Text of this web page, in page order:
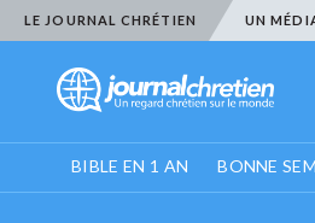
LE JOURNAL CHRÉTIEN UN
BIBLE EN 1 AN BONNE